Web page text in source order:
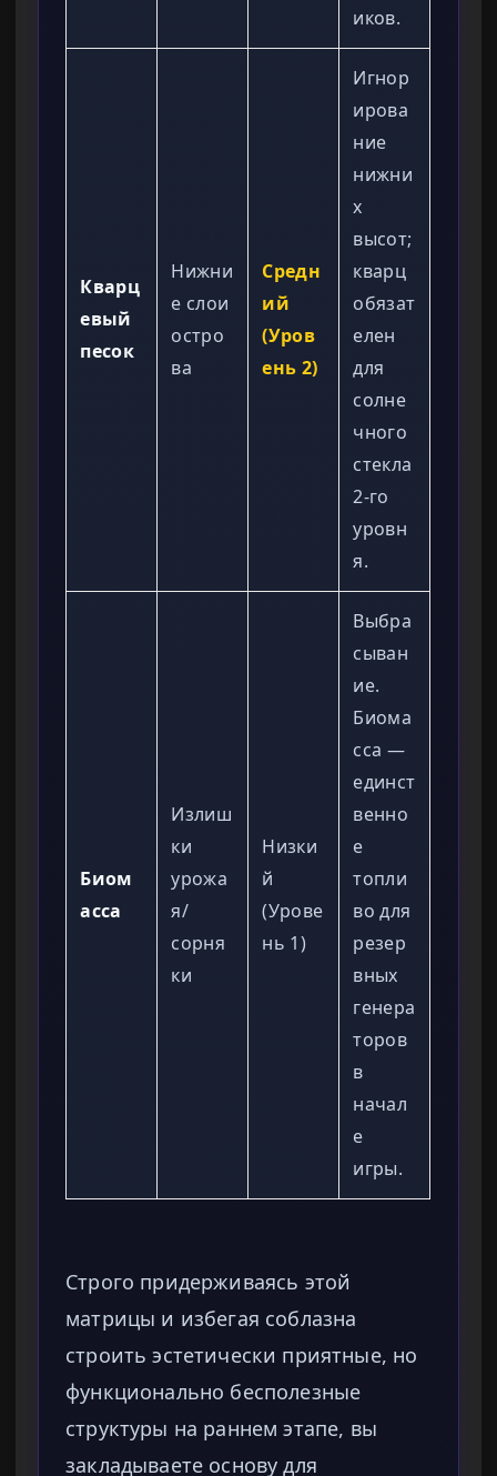
иков.
Кварц
евый
песок
Нижни
е слои
остро
ва
Средн
ий
(Уров
ень 2)
Игнор
ирова
ние
нижни
х
высот;
кварц
обязат
елен
для
солне
чного
стекла
2-го
уровн
я.
Биом
асса
Излиш
ки
урожа
я/
сорня
ки
Низки
й
(Урове
нь 1)
Выбра
сыван
ие.
Биома
сса —
единст
венно
е
топли
во для
резер
вных
генера
торов
в
начал
е
игры.
Строго придерживаясь этой
матрицы и избегая соблазна
строить эстетически приятные, но
функционально бесполезные
структуры на раннем этапе, вы
закладываете основу для